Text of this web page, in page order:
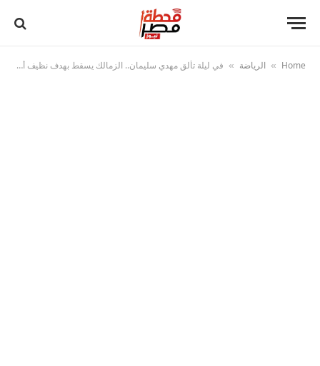
Home
» الرياضة » في ليلة تألق مهدي سليمان.. الزمالك يسقط بهدف نظيف أمام زيسكو يونايتد